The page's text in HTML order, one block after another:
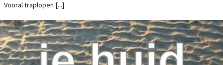
Vooral traplopen [...]